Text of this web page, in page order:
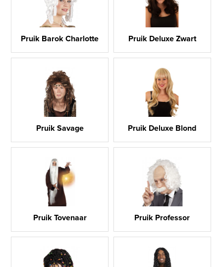
Pruik Barok Charlotte Pruik Deluxe Zwart
Pruik Savage Pruik Deluxe Blond
Pruik Tovenaar Pruik Professor